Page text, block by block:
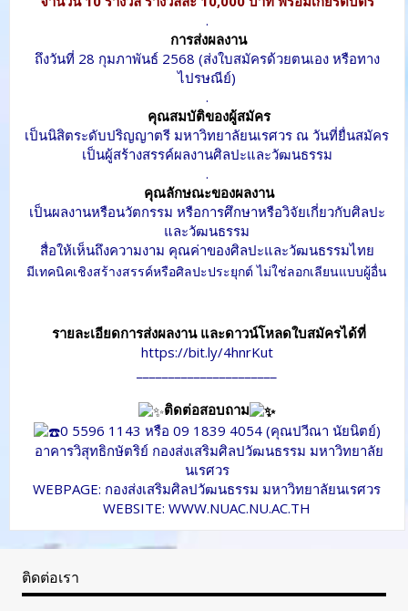
.
การส่งผลงาน
ถึงวันที่ 28 กุมภาพันธ์ 2568 (ส่งใบสมัครด้วยตนเอง หรือทาง
ไปรษณีย์)
.
คุณสมบัติของผู้สมัคร
เป็นนิสิตระดับปริญญาตรี มหาวิทยาลัยนเรศวร ณ วันที่ยื่นสมัคร
เป็นผู้สร้างสรรค์ผลงานศิลปะและวัฒนธรรม
.
คุณลักษณะของผลงาน
เป็นผลงานหรือนวัตกรรม หรือการศึกษาหรือวิจัยเกี่ยวกับศิลปะ
และวัฒนธรรม
สื่อให้เห็นถึงความงาม คุณค่าของศิลปะและวัฒนธรรมไทย
มีเทคนิคเชิงสร้างสรรค์หรือศิลปะประยุกต์ ไม่ใช่ลอกเลียนแบบผู้อื่น
รายละเอียดการส่งผลงาน และดาวน์โหลดใบสมัครได้ที่
https://bit.ly/4hnrKut
ติดต่อสอบถาม
0 5596 1143 หรือ 09 1839 4054 (คุณปวีณา นัยนิตย์)
อาคารวิสุทธิกษัตริย์ กองส่งเสริมศิลปวัฒนธรรม มหาวิทยาลัย
นเรศวร
WEBPAGE: กองส่งเสริมศิลปวัฒนธรรม มหาวิทยาลัยนเรศวร
WEBSITE:WWW.NUAC.NU.AC.TH
ติดต่อเรา